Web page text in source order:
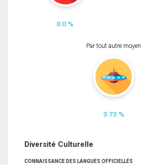
0.0 %
Par tout autre moyen
3.73 %
Diversité Culturelle
CONNAISSANCE DES LANGUES OFFICIELLES